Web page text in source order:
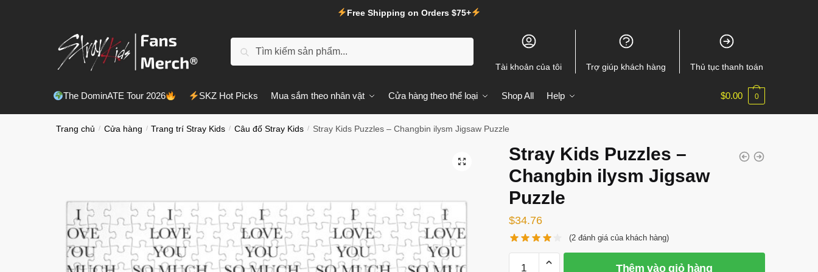
Free Shipping on Orders $75+
Tìm kiếm
Tài khoản của tôi Trợ giúp khách hàng Thủ tục thanh toán
The DominATE Tour 2026 SKZ Hot Picks Mua sắm theo nhân vật Cửa hàng theo thể loại Shop All Help $0.00 0
Trang chủ / Cửa hàng / Trang trí Stray Kids / Câu đố Stray Kids / Stray Kids Puzzles – Changbin ilysm Jigsaw Puzzle
🔍
Stray Kids Puzzles –
Changbin ilysm Jigsaw
Puzzle
$34.76
(2 đánh giá của khách hàng)
Thêm vào giỏ hàng